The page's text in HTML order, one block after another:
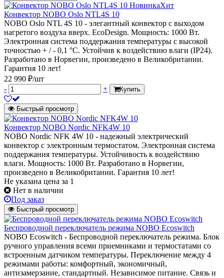
НовинкаХит
Конвектор NOBO Oslo NTL4S 10
NOBO Oslo NTL 4S 10 - элегантный конвектор с выходом
нагретого воздуха вверх. EcoDesign. Мощность: 1000 Вт.
Электронная система поддержания температуры с высокой
точностью + / - 0,1 °C. Устойчив к воздействию влаги (IP24).
Разработано в Норвегии, произведено в Великобритании.
Гарантия 10 лет!
22 990 ₽/шт
-
+ Купить
Быстрый просмотр
Конвектор NOBO Nordic NFK4W 10
NOBO Nordic NFK 4W 10 - надежный электрический
конвектор с электронным термостатом. Электронная система
поддержания температуры. Устойчивость к воздействию
влаги. Мощность: 1000 Вт. Разработано в Норвегии,
произведено в Великобритании. Гарантия 10 лет!
Не указана цена за 1
Нет в наличии
Под заказ
Быстрый просмотр
Беспроводной переключатель режима NOBO Ecoswitch
NOBO Ecoswitch - Беспроводной переключатель режима. Блок
ручного управления всеми приемниками и термостатами со
встроенным датчиком температуры. Переключение между 4
режимами работы: комфортный, экономичный,
антизамерзание, стандартный. Независимое питание. Связь и